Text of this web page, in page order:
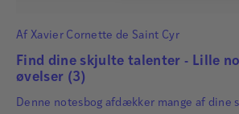
Af Xavier Cornette de Saint Cyr
Find dine skjulte talenter - Lille
øvelser (3)
Denne notesbog afdækker mange af dine